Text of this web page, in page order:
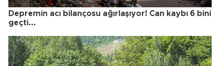
Depremin acı bilançosu ağırlaşıyor! Can kaybı 6 bini
geçti...